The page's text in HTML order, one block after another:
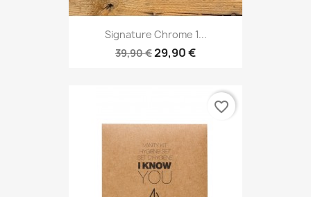
Signature Chrome 1...
39,90 €29,90 €
favorite_border